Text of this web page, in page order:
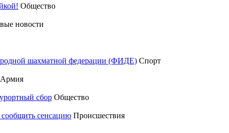
Общество
новости
шахматной федерации (ФИДЕ) Спорт
Армия
сбор Общество
сенсацию Происшествия